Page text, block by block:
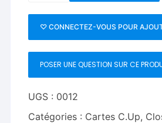
disparition
♡ CONNECTEZ-VOUS POUR
POSER UNE QUESTION SUR CE
UGS : 0012
Catégories : Cartes C.Up,